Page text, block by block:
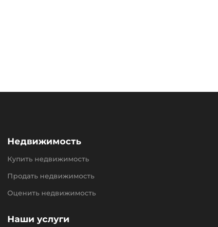
Недвижимость
Купить недвижимость
Продать недвижимость
Оценить недвижимость
Наши услуги